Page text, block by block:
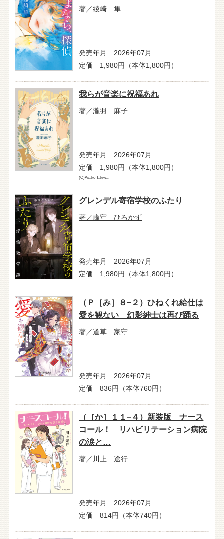
著／綾崎 隼
発売年月 2026年07月
定価 1,980円（本体1,800円）
我らが音楽に祝福あれ
著／瀧羽 麻子
発売年月 2026年07月
定価 1,980円（本体1,800円）
(C)Asako Takiwa
グレンデル寄宿学校のふたり
著／峰守 ひろかず
発売年月 2026年07月
定価 1,980円（本体1,800円）
（Ｐ［み］８−２）ひねくれ給仕は
愛を観ない 幻影紳士は再び踊る
著／道草 家守
発売年月 2026年07月
定価 836円（本体760円）
（［か］１１−４）新装版 ナース
コール！ リハビリテーション病院
の涙と…
著／川上 途行
発売年月 2026年07月
定価 814円（本体740円）